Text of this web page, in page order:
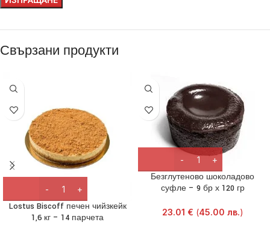
Свързани продукти
Lostus Biscoff печен чийзкейк
1,6 кг – 14 парчета
Безглутеново шоколадово
суфле – 9 бр х 120 гр
23.01 € (45.00 лв.)